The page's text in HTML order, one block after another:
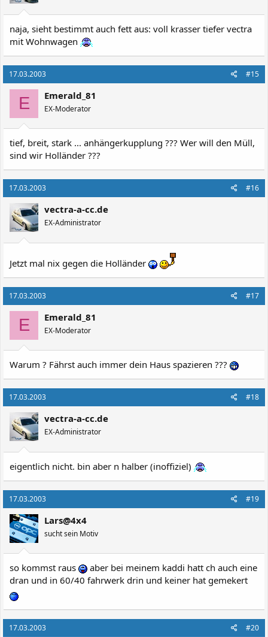
naja, sieht bestimmt auch fett aus: voll krasser tiefer vectra
mit Wohnwagen
17.03.2003 #15
E Emerald_81
EX-Moderator
tief, breit, stark ... anhängerkupplung ??? Wer will den Müll,
sind wir Holländer ???
17.03.2003 #16
vectra-a-cc.de
EX-Administrator
Jetzt mal nix gegen die Holländer
17.03.2003 #17
E Emerald_81
EX-Moderator
Warum ? Fährst auch immer dein Haus spazieren ???
17.03.2003 #18
vectra-a-cc.de
EX-Administrator
eigentlich nicht. bin aber n halber (inoffiziel)
17.03.2003 #19
Lars@4x4
sucht sein Motiv
so kommst raus
aber bei meinem kaddi hatt ch auch eine
dran und in 60/40 fahrwerk drin und keiner hat gemekert
17.03.2003 #20